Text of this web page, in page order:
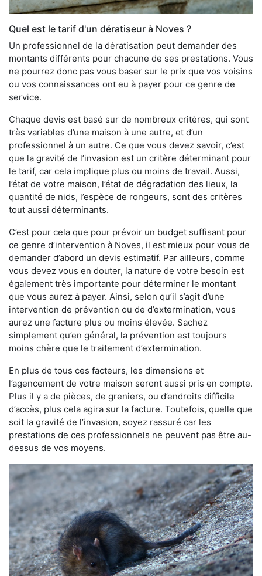
Quel est le tarif d'un dératiseur à Noves ?
Un professionnel de la dératisation peut demander des
montants différents pour chacune de ses prestations. Vous
ne pourrez donc pas vous baser sur le prix que vos voisins
ou vos connaissances ont eu à payer pour ce genre de
service.
Chaque devis est basé sur de nombreux critères, qui sont
très variables d’une maison à une autre, et d’un
professionnel à un autre. Ce que vous devez savoir, c’est
que la gravité de l’invasion est un critère déterminant pour
le tarif, car cela implique plus ou moins de travail. Aussi,
l’état de votre maison, l’état de dégradation des lieux, la
quantité de nids, l’espèce de rongeurs, sont des critères
tout aussi déterminants.
C’est pour cela que pour prévoir un budget suffisant pour
ce genre d’intervention à Noves, il est mieux pour vous de
demander d’abord un devis estimatif. Par ailleurs, comme
vous devez vous en douter, la nature de votre besoin est
également très importante pour déterminer le montant
que vous aurez à payer. Ainsi, selon qu’il s’agit d’une
intervention de prévention ou de d’extermination, vous
aurez une facture plus ou moins élevée. Sachez
simplement qu’en général, la prévention est toujours
moins chère que le traitement d’extermination.
En plus de tous ces facteurs, les dimensions et
l’agencement de votre maison seront aussi pris en compte.
Plus il y a de pièces, de greniers, ou d’endroits difficile
d’accès, plus cela agira sur la facture. Toutefois, quelle que
soit la gravité de l’invasion, soyez rassuré car les
prestations de ces professionnels ne peuvent pas être au-
dessus de vos moyens.